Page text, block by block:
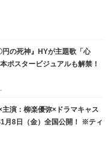
の死神』HYが主題歌「心
ポスタービジュアルも解禁！
主演：柳楽優弥×ドラマキャス
月8日（金）全国公開！ ※ティ